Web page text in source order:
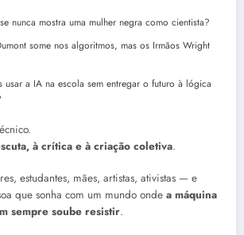
nunca mostra uma mulher negra como cientista?
some nos algoritmos, mas os Irmãos Wright
usar a IA na escola sem entregar o futuro à lógica
à crítica e à criação coletiva.
estudantes, mães, artistas, ativistas — e
que sonha com um mundo onde a máquina
sempre soube resistir.